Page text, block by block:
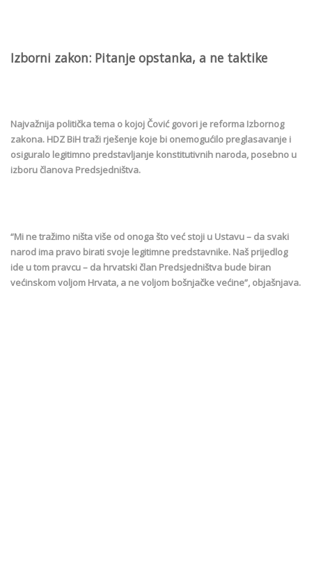
Izborni zakon: Pitanje opstanka, a ne taktike
Najvažnija politička tema o kojoj Čović govori je reforma Izbornog
zakona. HDZ BiH traži rješenje koje bi onemogućilo preglasavanje i
osiguralo legitimno predstavljanje konstitutivnih naroda, posebno u
izboru članova Predsjedništva.
“Mi ne tražimo ništa više od onoga što već stoji u Ustavu – da svaki
narod ima pravo birati svoje legitimne predstavnike. Naš prijedlog
ide u tom pravcu – da hrvatski član Predsjedništva bude biran
većinskom voljom Hrvata, a ne voljom bošnjačke većine”, objašnjava.